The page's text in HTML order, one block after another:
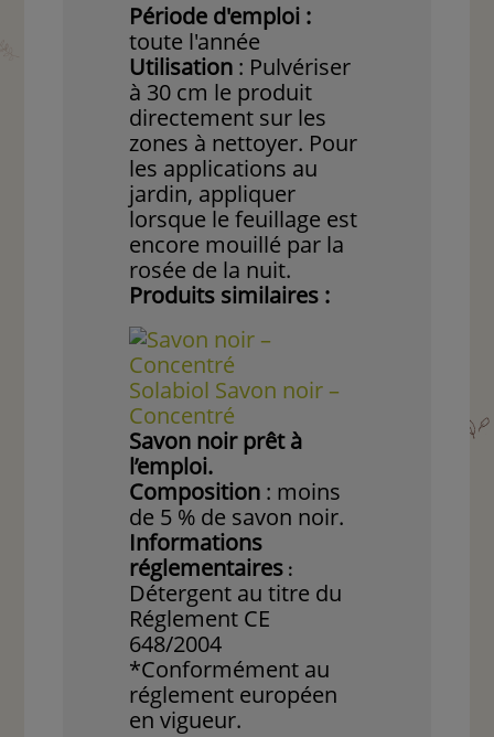
Période d'emploi :
toute l'année
Utilisation : Pulvériser
à 30 cm le produit
directement sur les
zones à nettoyer. Pour
les applications au
jardin, appliquer
lorsque le feuillage est
encore mouillé par la
rosée de la nuit.
Produits similaires :
Solabiol Savon noir –
Concentré
Savon noir prêt à
l’emploi.
Composition : moins
de 5 % de savon noir.
Informations
réglementaires :
Détergent au titre du
Réglement CE
648/2004
*Conformément au
réglement européen
en vigueur.